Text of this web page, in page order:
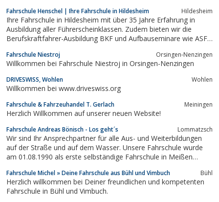
Fahrschule Henschel | Ihre Fahrschule in Hildesheim Hildesheim
Ihre Fahrschule in Hildesheim mit über 35 Jahre Erfahrung in
Ausbildung aller Führerscheinklassen. Zudem bieten wir die
Berufskraftfahrer-Ausbildung BKF und Aufbauseminare wie ASF
Fahrschule Niestroj Orsingen-Nenzingen
Willkommen bei Fahrschule Niestroj in Orsingen-Nenzingen
DRIVESWISS, Wohlen Wohlen
Willkommen bei www.driveswiss.org
Fahrschule & Fahrzeuhandel T. Gerlach Meiningen
Herzlich Willkommen auf unserer neuen Website!
Fahrschule Andreas Bönisch - Los geht´s Lommatzsch
Wir sind Ihr Ansprechpartner für alle Aus- und Weiterbildungen
auf der Straße und auf dem Wasser. Unsere Fahrschule wurde
am 01.08.1990 als erste selbständige Fahrschule in Meißen
Ausbildungsmethoden und -mitteln, bringen wir Sie zu Ihrem
Bildungsziel.
Fahrschule Michel » Deine Fahrschule aus Bühl und Vimbuch Bühl
Herzlich willkommen bei Deiner freundlichen und kompetenten
Fahrschule in Bühl und Vimbuch.